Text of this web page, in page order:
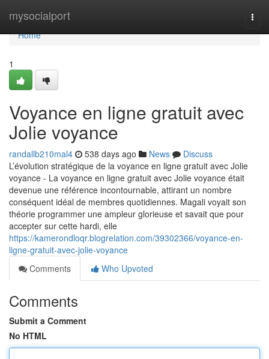
mysocialport
Home
Home
1
Voyance en ligne gratuit avec
Jolie voyance
randallb210mal4 538 days ago News
Discuss
L’évolution stratégique de la voyance en ligne gratuit avec Jolie
voyance - La voyance en ligne gratuit avec Jolie voyance était
devenue une référence incontournable, attirant un nombre
conséquent idéal de membres quotidiennes. Magali voyait son
théorie programmer une ampleur glorieuse et savait que pour
accepter sur cette hardi, elle
https://kamerondloqr.blogrelation.com/39302366/voyance-en-
ligne-gratuit-avec-jolie-voyance
Comments
Who Upvoted
Comments
Submit a Comment
No HTML